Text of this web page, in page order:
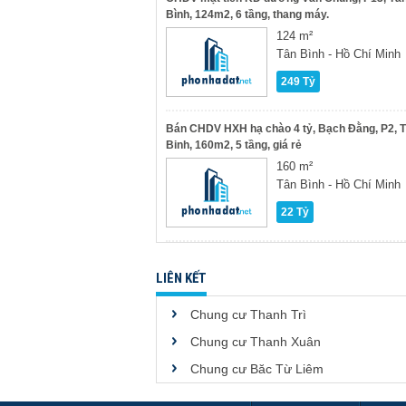
Bình, 124m2, 6 tầng, thang máy.
124 m²
Tân Bình - Hồ Chí Minh
249 Tỷ
Bán CHDV HXH hạ chào 4 tỷ, Bạch Đằng, P2,
Binh, 160m2, 5 tầng, giá rẻ
160 m²
Tân Bình - Hồ Chí Minh
22 Tỷ
LIÊN KẾT
Chung cư Thanh Trì
Chung cư Thanh Xuân
Chung cư Băc Từ Liêm